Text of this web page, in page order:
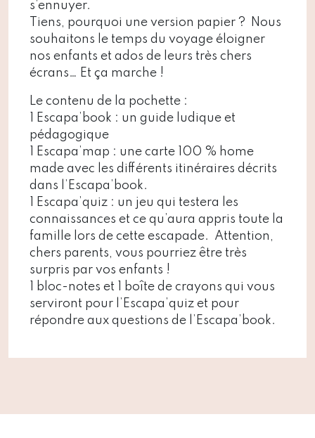
s’ennuyer.
Tiens, pourquoi une version papier ? Nous
souhaitons le temps du voyage éloigner
nos enfants et ados de leurs très chers
écrans… Et ça marche !
Le contenu de la pochette :
1 Escapa’book : un guide ludique et
pédagogique
1 Escapa’map : une carte 100 % home
made avec les différents itinéraires décrits
dans l’Escapa’book.
1 Escapa’quiz : un jeu qui testera les
connaissances et ce qu’aura appris toute la
famille lors de cette escapade. Attention,
chers parents, vous pourriez être très
surpris par vos enfants !
1 bloc-notes et 1 boîte de crayons qui vous
serviront pour l’Escapa’quiz et pour
répondre aux questions de l’Escapa’book.